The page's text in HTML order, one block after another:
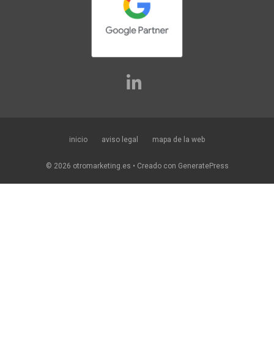
inicio aviso legal mapa de la web
© 2026 otromarketing.es • Creado con GeneratePress